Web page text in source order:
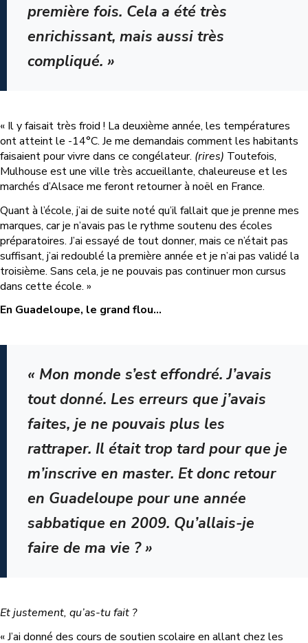
première fois. Cela a été très
enrichissant, mais aussi très
compliqué. »
« Il y faisait très froid ! La deuxième année, les températures
ont atteint le -14°C. Je me demandais comment les habitants
faisaient pour vivre dans ce congélateur. (rires) Toutefois,
Mulhouse est une ville très accueillante, chaleureuse et les
marchés d’Alsace me feront retourner à noël en France.
Quant à l’école, j’ai de suite noté qu’il fallait que je prenne mes
marques, car je n’avais pas le rythme soutenu des écoles
préparatoires. J’ai essayé de tout donner, mais ce n’était pas
suffisant, j’ai redoublé la première année et je n’ai pas validé la
troisième. Sans cela, je ne pouvais pas continuer mon cursus
dans cette école. »
En Guadeloupe, le grand flou…
« Mon monde s’est effondré. J’avais
tout donné. Les erreurs que j’avais
faites, je ne pouvais plus les
rattraper. Il était trop tard pour que je
m’inscrive en master. Et donc retour
en Guadeloupe pour une année
sabbatique en 2009. Qu’allais-je
faire de ma vie ? »
Et justement, qu’as-tu fait ?
« J’ai donné des cours de soutien scolaire en allant chez les